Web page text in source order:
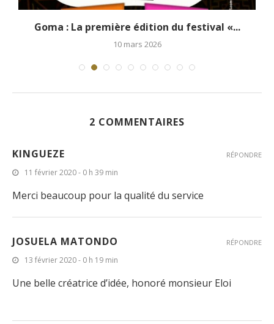
Goma : La première édition du festival «...
10 mars 2026
2 COMMENTAIRES
KINGUEZE
11 février 2020 - 0 h 39 min
Merci beaucoup pour la qualité du service
RÉPONDRE
JOSUELA MATONDO
13 février 2020 - 0 h 19 min
Une belle créatrice d’idée, honoré monsieur Eloi
RÉPONDRE